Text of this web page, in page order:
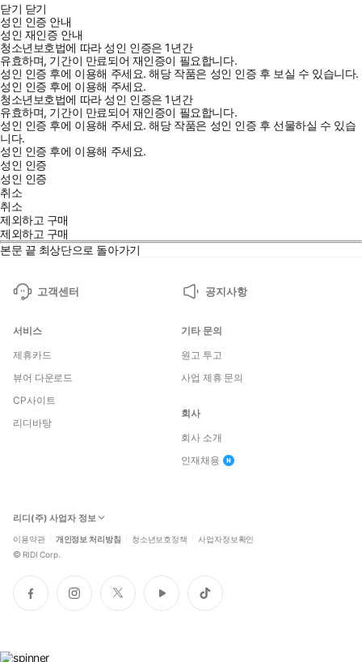
닫기 닫기
성인 인증 안내
성인 재인증 안내
청소년보호법에 따라 성인 인증은 1년간
유효하며, 기간이 만료되어 재인증이 필요합니다.
성인 인증 후에 이용해 주세요.해당 작품은 성인 인증 후 보실 수 있습니다.
성인 인증 후에 이용해 주세요.
청소년보호법에 따라 성인 인증은 1년간
유효하며, 기간이 만료되어 재인증이 필요합니다.
성인 인증 후에 이용해 주세요.해당 작품은 성인 인증 후 선물하실 수 있습
니다.
성인 인증 후에 이용해 주세요.
성인 인증
성인 인증
취소
취소
제외하고 구매
제외하고 구매
본문 끝 최상단으로 돌아가기
고객센터 공지사항
서비스
제휴카드
뷰어 다운로드
CP사이트
리디바탕
기타 문의
원고 투고
사업 제휴 문의
회사
회사 소개
인재채용
리디(주) 사업자 정보
이용약관 개인정보 처리방침 청소년보호정책 사업자정보확인
© RIDI Corp.
페
이
인
스
트
위
유
튜
틱
톡